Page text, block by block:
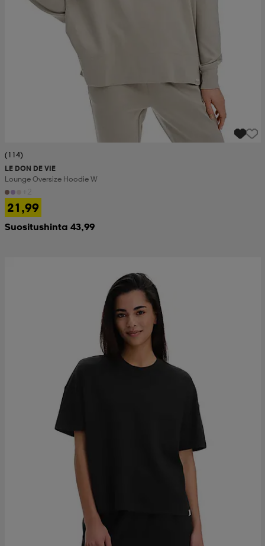
(114)
LE DON DE VIE
Lounge Oversize Hoodie W
21,99
Suositushinta 43,99